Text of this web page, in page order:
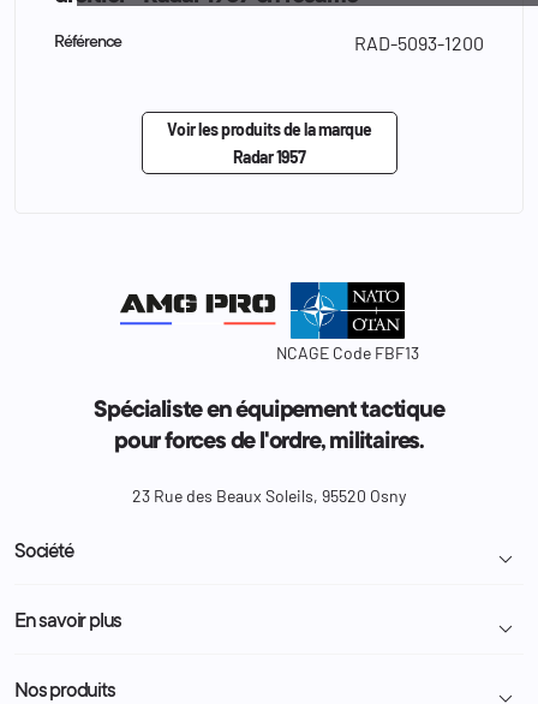
Référence RAD-5093-1200
Voir les produits de la marque
Radar 1957
NCAGE Code FBF13
Spécialiste en équipement tactique
pour forces de l'ordre, militaires.
23 Rue des Beaux Soleils, 95520 Osny
Société 
Livraison et retour colis
En savoir plus 
Programme Fidélité
Nos produits